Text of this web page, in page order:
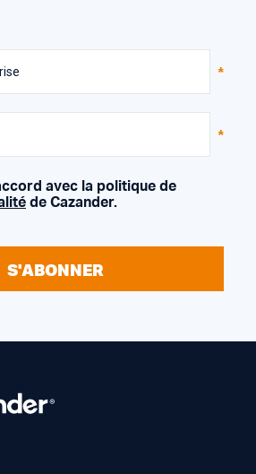
avec la politique de
de Cazander.
S'ABONNER